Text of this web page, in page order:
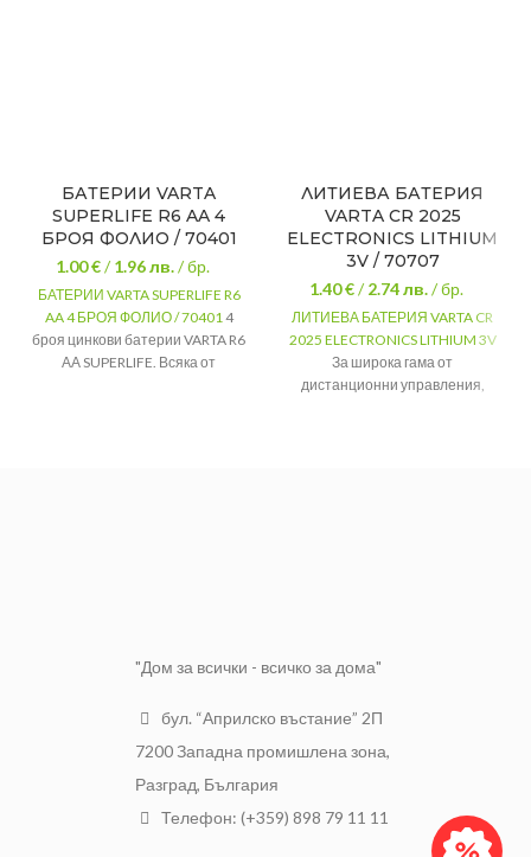
БАТЕРИИ VARTA
SUPERLIFE R6 AA 4
БРОЯ ФОЛИО / 70401
1.00 €/1.96лв./ бр.
БАТЕРИИ VARTA SUPERLIFE R6
AA 4 БРОЯ ФОЛИО / 704014
броя цинкови батерии VARTA R6
АА SUPERLIFE. Всяка от
ЛИТИЕВА БАТЕРИЯ
VARTA CR 2025
ELECTRONICS LITHIUM
3V / 70707
1.40 €/2.74лв./ бр.
ЛИТИЕВА БАТЕРИЯ VARTA CR
2025 ELECTRONICS LITHIUM 3V
За широка гама от
дистанционни управления,
"Дом за всички - всичко за дома"
бул. “Априлско въстание” 2П
7200 Западна промишлена зона,
Разград, България
Телефон: (+359) 898 79 11 11